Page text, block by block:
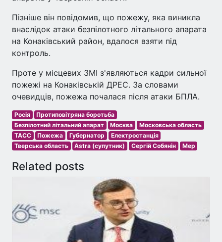
Пізніше він повідомив, що пожежу, яка виникла
внаслідок атаки безпілотного літального апарата
на Конаківський район, вдалося взяти під
контроль.
Проте у місцевих ЗМІ з'являються кадри сильної
пожежі на Конаківській ДРЕС. За словами
очевидців, пожежа почалася після атаки БПЛА.
Росія
Протиповітряна боротьба
Безпілотний літальний апарат
Москва
Московська область
ТАСС
Пожежа Губернатор
Електростанція
Тверська область
Astra (супутник) Сергій Собянін Мер
Related posts